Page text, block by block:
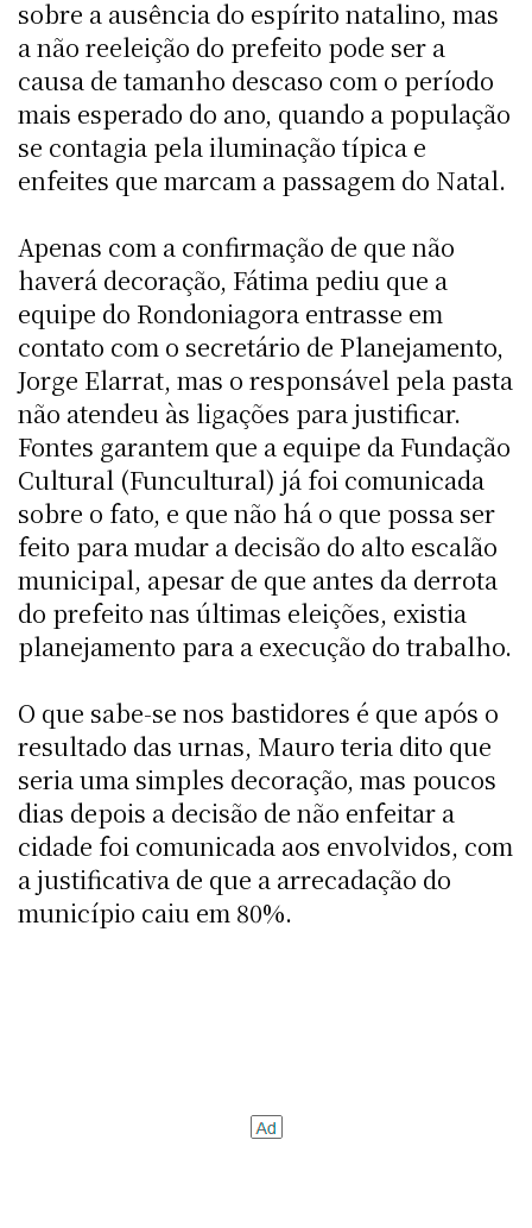
sobre a ausência do espírito natalino, mas
a não reeleição do prefeito pode ser a
causa de tamanho descaso com o período
mais esperado do ano, quando a população
se contagia pela iluminação típica e
enfeites que marcam a passagem do Natal.
Apenas com a confirmação de que não
haverá decoração, Fátima pediu que a
equipe do Rondoniagora entrasse em
contato com o secretário de Planejamento,
Jorge Elarrat, mas o responsável pela pasta
não atendeu às ligações para justificar.
Fontes garantem que a equipe da Fundação
Cultural (Funcultural) já foi comunicada
sobre o fato, e que não há o que possa ser
feito para mudar a decisão do alto escalão
municipal, apesar de que antes da derrota
do prefeito nas últimas eleições, existia
planejamento para a execução do trabalho.
O que sabe-se nos bastidores é que após o
resultado das urnas, Mauro teria dito que
seria uma simples decoração, mas poucos
dias depois a decisão de não enfeitar a
cidade foi comunicada aos envolvidos, com
a justificativa de que a arrecadação do
município caiu em 80%.